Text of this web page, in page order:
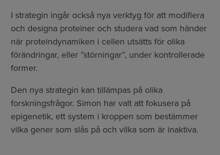
I strategin ingår också nya verktyg för att modifiera
och designa proteiner och studera vad som händer
när proteindynamiken i cellen utsätts för olika
förändringar, eller ”störningar”, under kontrollerade
former.
Den nya strategin kan tillämpas på olika
forskningsfrågor. Simon har valt att fokusera på
epigenetik, ett system i kroppen som bestämmer
vilka gener som slås på och vilka som är inaktiva.